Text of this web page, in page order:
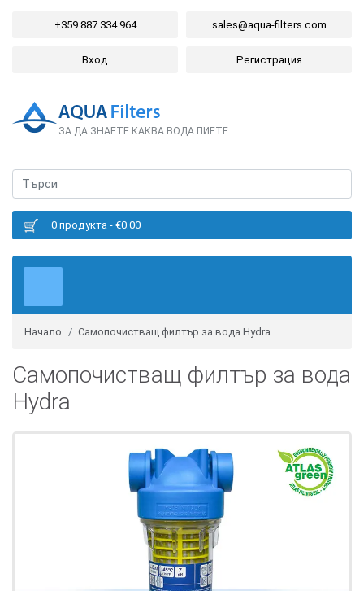
+359 887 334 964 sales@aqua-filters.com
Вход Регистрация
ЗА ДА ЗНАЕТЕ КАКВА ВОДА ПИЕТЕ
0 продукта - €0.00
Начало Самопочистващ филтър за вода Hydra
Самопочистващ филтър за вода
Hydra